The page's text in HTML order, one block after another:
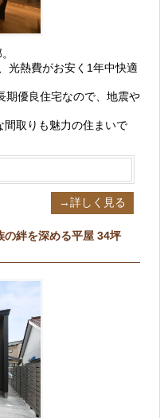
光熱費がお安く1年中快適
期優良住宅なので、地震や
取りも魅力の住まいで
→詳しく見る
の絆を深める平屋 34坪